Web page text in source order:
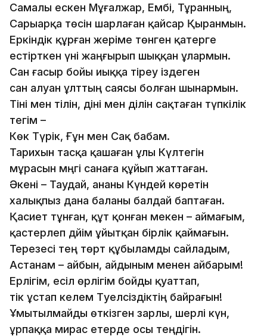
Самалы ескен Мұғалжар, Ембі, Тұранның,
Сарыарқа төсін шарлаған қайсар Қыранмын.
Еркіндік құрған жеріме төнген қатерге
естірткен үні жаңғырып шыққан ұлармын.
Сан ғасыр бойы иыққа тіреу іздеген
сан алуан ұлттың саясы болған шынармын.
Тіні мен тілін, діні мен ділін сақтаған түпкілік
тегім –
Көк Түрік, Ғұн мен Сақ бабам.
Тарихын тасқа қашаған ұлы Күлтегін
мұрасын мәңгі санаға құйып жаттаған.
Әкені – Таудай, ананы Күндей көретін
халықпыз дана баланы балдай баптаған.
Қасиет тұнған, құт қонған мекен – аймағым,
қастерлеп дәйім ұйытқан бірлік қаймағын.
Терезесі тең төрт құбыламды сайладым,
Астанам – айбын, айдыным менен айбарым!
Ерлігім, есіл өрлігім бойды қуаттап,
тік ұстап келем Тәуелсіздіктің байрағын!
Ұмытылмайды өткізген зарлы, шерлі күн,
ұрпаққа мирас етерде осы теңдігін.